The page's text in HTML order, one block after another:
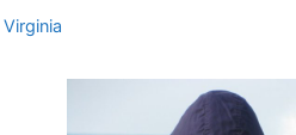
Virginia